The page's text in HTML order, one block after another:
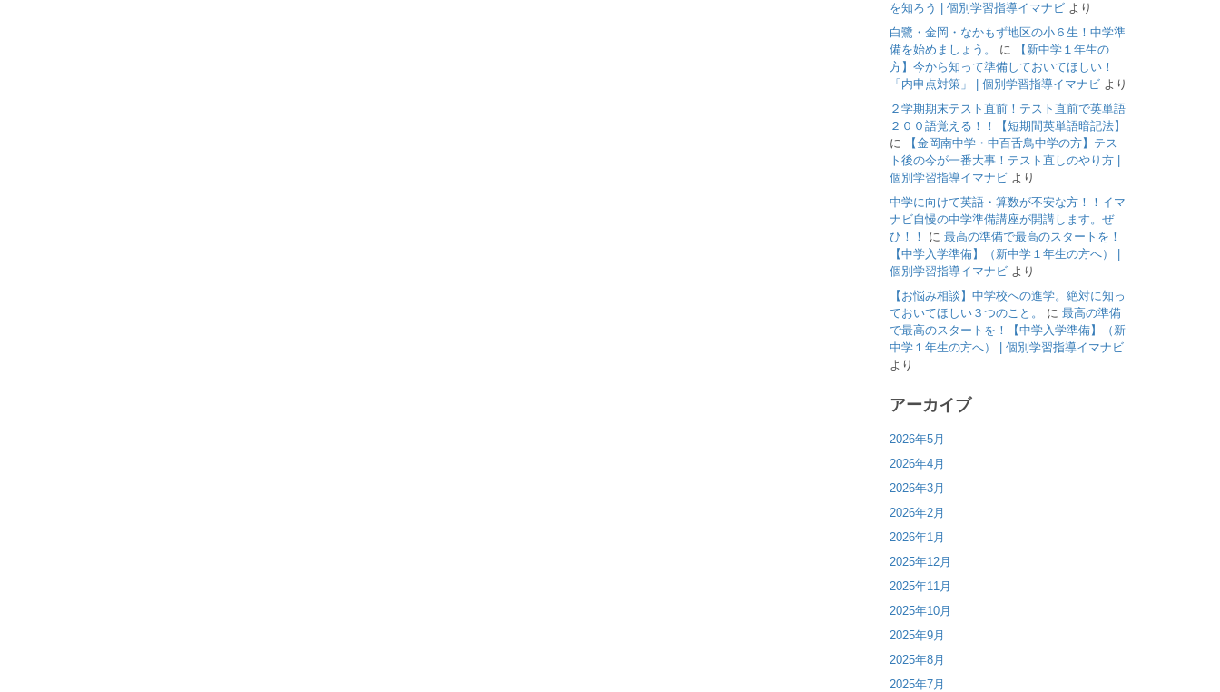
を知ろう | 個別学習指導イマナビより
白鷺・金岡・なかもず地区の小６生！中学準
備を始めましょう。
に
【新中学１年生の
方】今から知って準備しておいてほしい！
「内申点対策」 | 個別学習指導イマナビより
２学期期末テスト直前！テスト直前で英単語
２００語覚える！！【短期間英単語暗記法】
に
【金岡南中学・中百舌鳥中学の方】テス
ト後の今が一番大事！テスト直しのやり方 |
個別学習指導イマナビより
中学に向けて英語・算数が不安な方！！イマ
ナビ自慢の中学準備講座が開講します。ぜ
ひ！！
に 最高の準備で最高のスタートを！
【中学入学準備】（新中学１年生の方へ） |
個別学習指導イマナビより
【お悩み相談】中学校への進学。絶対に知っ
ておいてほしい３つのこと。
に 最高の準備
で最高のスタートを！【中学入学準備】（新
中学１年生の方へ） | 個別学習指導イマナビ
より
アーカイブ
2026年5月
2026年4月
2026年3月
2026年2月
2026年1月
2025年12月
2025年11月
2025年10月
2025年9月
2025年8月
2025年7月